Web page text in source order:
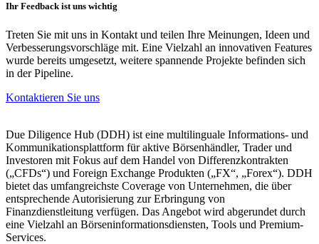
Ihr Feedback ist uns wichtig
Treten Sie mit uns in Kontakt und teilen Ihre Meinungen, Ideen und
Verbesserungsvorschläge mit. Eine Vielzahl an innovativen Features
wurde bereits umgesetzt, weitere spannende Projekte befinden sich
in der Pipeline.
Kontaktieren Sie uns
Due Diligence Hub (DDH) ist eine multilinguale Informations- und
Kommunikationsplattform für aktive Börsenhändler, Trader und
Investoren mit Fokus auf dem Handel von Differenzkontrakten
(„CFDs“) und Foreign Exchange Produkten („FX“, „Forex“). DDH
bietet das umfangreichste Coverage von Unternehmen, die über
entsprechende Autorisierung zur Erbringung von
Finanzdienstleitung verfügen. Das Angebot wird abgerundet durch
eine Vielzahl an Börseninformationsdiensten, Tools und Premium-
Services.